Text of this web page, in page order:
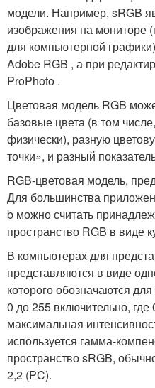
модели. Например, sRGB
изображения на мониторе
для компьютерной
Adobe RGB , а при
ProPhoto .
Цветовая модель RGB
базовые цвета (в том
физически), разную
точки», и разный
RGB-цветовая модель,
Для большинства
b можно считать
пространство RGB в виде
В компьютерах для
представляются в виде
которого обозначаются
0 до 255 включительно,
максимальная
используется гамма-
пространство sRGB,
2,2 (PC).